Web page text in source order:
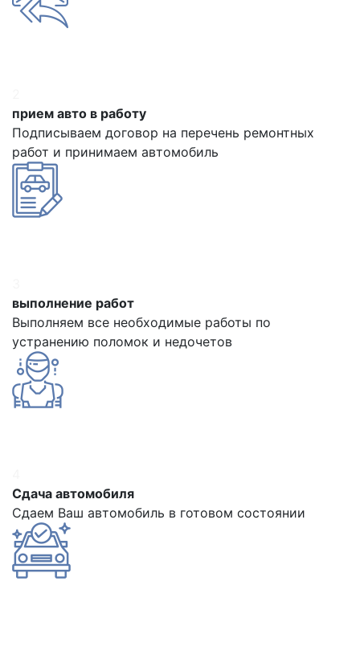
прием авто в работу
Подписываем договор на перечень ремонтных
работ и принимаем автомобиль
выполнение работ
Выполняем все необходимые работы по
устранению поломок и недочетов
Сдача автомобиля
Сдаем Ваш автомобиль в готовом состоянии